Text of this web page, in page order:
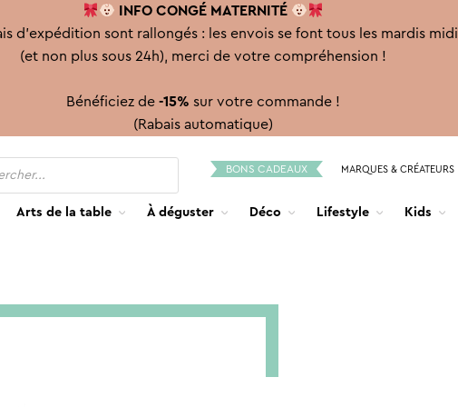
INFO CONGÉ MATERNITÉ
d'expédition sont rallongés : les envois se font tous les mardis midi
(et non plus sous 24h), merci de votre compréhension !
Bénéficiez de -15% sur votre commande !
(Rabais automatique)
BONS CADEAUX MARQUES & CRÉATEURS
Arts de la table À déguster Déco Lifestyle Kids